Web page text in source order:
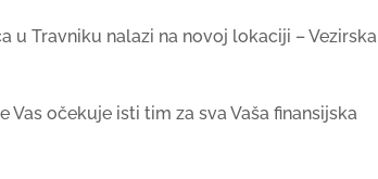
u Travniku nalazi na novoj lokaciji – Vezirska
očekuje isti tim za sva Vaša finansijska